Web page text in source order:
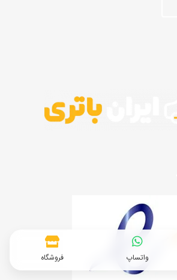
واتساپ فروشگاه